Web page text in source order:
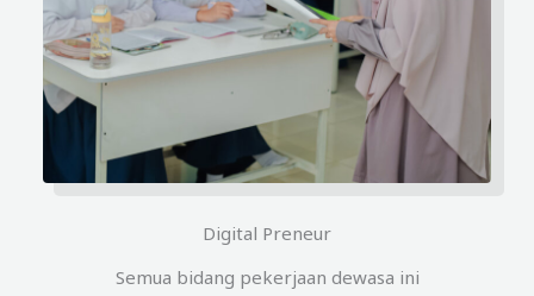
Digital Preneur
Semua bidang pekerjaan dewasa ini